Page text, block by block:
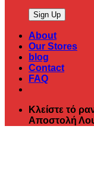
About
Our Stores
blog
Contact
FAQ
Κλείστε τό
Αποστολή